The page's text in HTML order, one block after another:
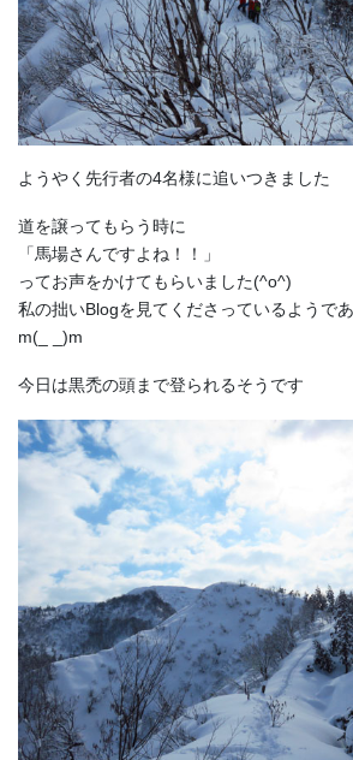
ようやく先行者の4名様に追いつきました
道を譲ってもらう時に
「馬場さんですよね！！」
ってお声をかけてもらいました(^o^)
私の拙いBlogを見てくださっているようで
m(_ _)m
今日は黒禿の頭まで登られるそうです